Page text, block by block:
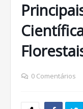
0 Comentários